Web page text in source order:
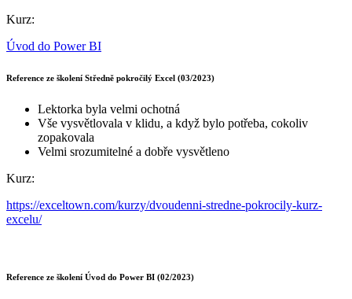
Kurz:
Úvod do Power BI
Reference ze školení Středně pokročilý Excel (03/2023)
Lektorka byla velmi ochotná
Vše vysvětlovala v klidu, a když bylo potřeba, cokoliv
zopakovala
Velmi srozumitelné a dobře vysvětleno
Kurz:
https://exceltown.com/kurzy/dvoudenni-stredne-pokrocily-kurz-
excelu/
Reference ze školení Úvod do Power BI (02/2023)